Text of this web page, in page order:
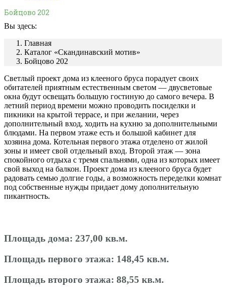
Бойцово 202
Вы здесь:
Главная
Каталог «Скандинавский мотив»
Бойцово 202
Светлый проект дома из клееного бруса порадует своих
обитателей приятным естественным светом — двусветовые
окна будут освещать большую гостиную до самого вечера. В
летний период времени можно проводить посиделки и
пикники на крытой террасе, и при желании, через
дополнительный вход, ходить на кухню за дополнительными
блюдами. На первом этаже есть и большой кабинет для
хозяина дома. Котельная первого этажа отделено от жилой
зоны и имеет свой отдельный вход. Второй этаж — зона
спокойного отдыха с тремя спальнями, одна из которых имеет
свой выход на балкон. Проект дома из клееного бруса будет
радовать семью долгие годы, а возможность переделки комнат
под собственные нужды придает дому дополнительную
пикантность.
Площадь дома: 237,00 кв.м.
Площадь первого этажа: 148,45 кв.м.
Площадь второго этажа: 88,55 кв.м.